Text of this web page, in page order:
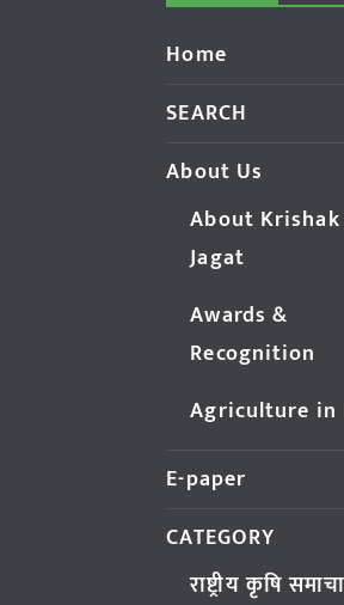
Home
SEARCH
About Us
About Krishak
Jagat
Awards &
Recognition
Agriculture in
E-paper
CATEGORY
राष्ट्रीय कृषि